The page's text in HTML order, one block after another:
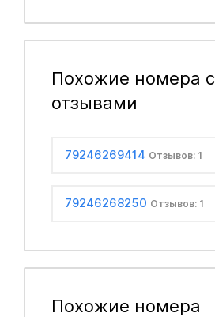
Похожие номера с
отзывами
79246269414 Отзывов: 1
79246268250 Отзывов: 1
Похожие номера